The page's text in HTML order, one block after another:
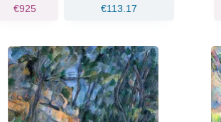
€925
€113.17